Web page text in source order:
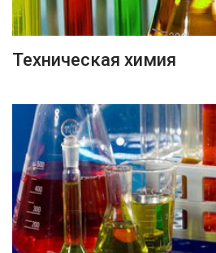
ПОДРОБНЕЕ
Техническая химия